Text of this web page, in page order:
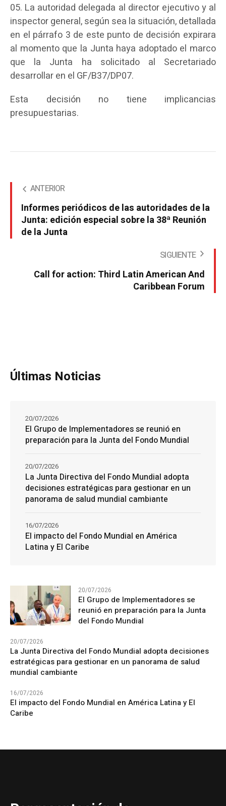
La autoridad delegada al director ejecutivo y al
inspector general, según sea la situación, detallada
en el párrafo 3 de este punto de decisión expirara
al momento que la Junta haya adoptado el marco
que la Junta ha solicitado al Secretariado
desarrollar en el GF/B37/DP07.
Esta decisión no tiene implicancias
presupuestarias.
ANTERIOR
Informes periódicos de las autoridades de la
Junta: edición especial sobre la 38ª Reunión
de la Junta
SIGUIENTE
Call for action: Third Latin American And
Caribbean Forum
Últimas Noticias
El Grupo de Implementadores se reunió en
preparación para la Junta del Fondo Mundial
20/07/2026
La Junta Directiva del Fondo Mundial adopta
decisiones estratégicas para gestionar en un
panorama de salud mundial cambiante
20/07/2026
El impacto del Fondo Mundial en América
Latina y El Caribe
16/07/2026
20/07/2026
El Grupo de Implementadores se
reunió en preparación para la Junta
del Fondo Mundial
20/07/2026
La Junta Directiva del Fondo Mundial adopta decisiones
estratégicas para gestionar en un panorama de salud
mundial cambiante
16/07/2026
El impacto del Fondo Mundial en América Latina y El
Caribe